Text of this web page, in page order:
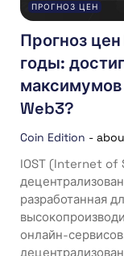
ПРОГНОЗ ЦЕН
Прогноз цен
годы:
Web3?
Coin Edition -
IOST (Internet of
разработанная
онлайн-